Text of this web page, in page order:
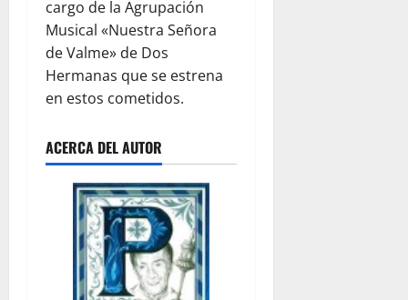
cargo de la Agrupación
Musical «Nuestra Señora
de Valme» de Dos
Hermanas que se estrena
en estos cometidos.
ACERCA DEL AUTOR